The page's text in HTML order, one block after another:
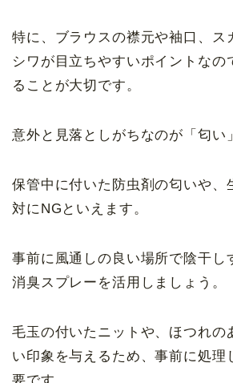
特に、ブラウスの襟元や袖口、ス
シワが目立ちやすいポイントなの
ることが大切です。
意外と見落としがちなのが「匂い
保管中に付いた防虫剤の匂いや、
対にNGといえます。
事前に風通しの良い場所で陰干し
消臭スプレーを活用しましょう。
毛玉の付いたニットや、ほつれの
い印象を与えるため、事前に処理